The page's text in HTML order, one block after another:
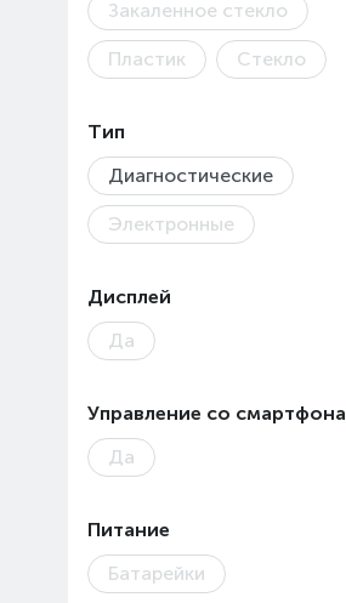
Закаленное стекло
Пластик Стекло
Тип
Диагностические
Электронные
Дисплей
Да
Управление со смартфона
Да
Питание
Батарейки